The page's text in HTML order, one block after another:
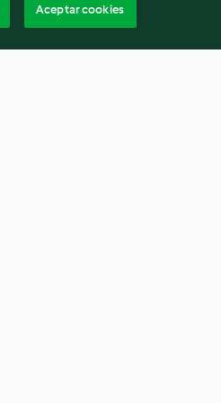
Aceptar cookies